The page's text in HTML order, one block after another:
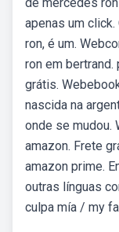
apenas um
ron, é um.
ron em
grátis.
nascida na
onde se mudou.
amazon. Frete
amazon prime.
outras línguas
culpa mía / my